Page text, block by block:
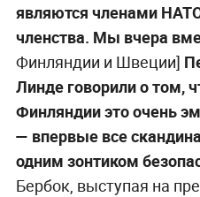
являются членами
членства. Мы вчера
Финляндии и Швеции]
Линде говорили о том,
Финляндии это очень
— впервые все
одним зонтиком
Бербок, выступая на